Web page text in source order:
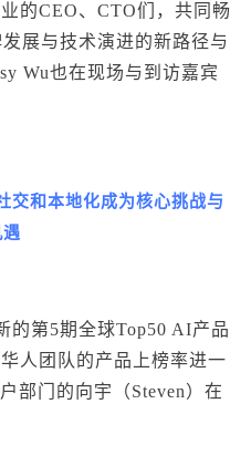
的CEO、CTO们，共同畅
展与技术演进的新路径与
Wu也在现场与到访嘉宾
交和本地化成为核心挑战与
的第5期全球Top50 AI产品
人团队的产品上榜率进一
部门的向宇（Steven）在